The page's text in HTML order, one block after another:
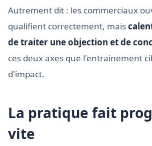
Autrement dit : les commerciaux
qualifient correctement, mais
de traiter une objection et de
ces deux axes que l'entrainement
d'impact.
La pratique fait
vite